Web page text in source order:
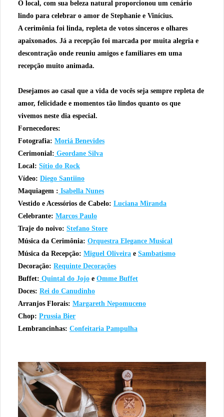
O local, com sua beleza natural proporcionou um cenário
lindo para celebrar o amor de Stephanie e Vinícius.
A cerimônia foi linda, repleta de votos sinceros e olhares
apaixonados. Já a recepção foi marcada por muita alegria e
descontração onde reuniu amigos e familiares em uma
recepção muito animada.
Desejamos ao casal que a vida de vocês seja sempre repleta de
amor, felicidade e momentos tão lindos quanto os que
vivemos neste dia especial.
Fornecedores:
Fotografia: Moriá Benevides
Cerimonial: Geordane Silva
Local: Sítio do Rock
Vídeo: Diego Santiino
Maquiagem : Isabella Nunes
Vestido e Acessórios de Cabelo: Luciana Miranda
Celebrante: Marcos Paulo
Traje do noivo: Stefano Store
Música da Cerimônia: Orquestra Elegance Musical
Música da Recepção: Miguel Oliveira e Sambatismo
Decoração: Requinte Decorações
Buffet: Quintal do Jojo e Omme Buffet
Doces: Rei do Canudinho
Arranjos Florais: Margareth Nepomuceno
Chop: Prussia Bier
Lembrancinhas: Confeitaria Pampulha